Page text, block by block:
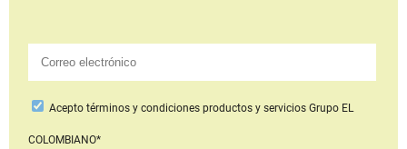
Aceptotérminos y condiciones productos y serviciosGrupo EL
COLOMBIANO*